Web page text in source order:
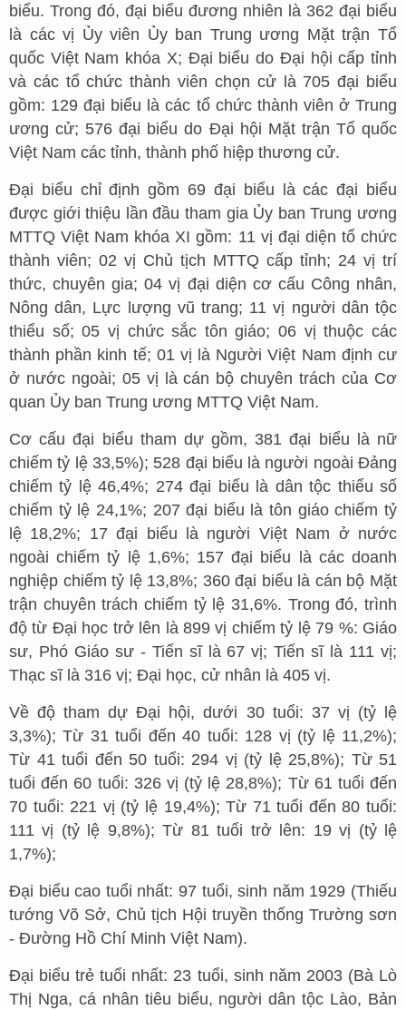
biểu. Trong đó, đại biểu đương nhiên là 362 đại biểu
là các vị Ủy viên Ủy ban Trung ương Mặt trận Tổ
quốc Việt Nam khóa X; Đại biểu do Đại hội cấp tỉnh
và các tổ chức thành viên chọn cử là 705 đại biểu
gồm: 129 đại biểu là các tổ chức thành viên ở Trung
ương cử; 576 đại biểu do Đại hội Mặt trận Tổ quốc
Việt Nam các tỉnh, thành phố hiệp thương cử.
Đại biểu chỉ định gồm 69 đại biểu là các đại biểu
được giới thiệu lần đầu tham gia Ủy ban Trung ương
MTTQ Việt Nam khóa XI gồm: 11 vị đại diện tổ chức
thành viên; 02 vị Chủ tịch MTTQ cấp tỉnh; 24 vị trí
thức, chuyên gia; 04 vị đại diện cơ cấu Công nhân,
Nông dân, Lực lượng vũ trang; 11 vị người dân tộc
thiểu số; 05 vị chức sắc tôn giáo; 06 vị thuộc các
thành phần kinh tế; 01 vị là Người Việt Nam định cư
ở nước ngoài; 05 vị là cán bộ chuyên trách của Cơ
quan Ủy ban Trung ương MTTQ Việt Nam.
Cơ cấu đại biểu tham dự gồm, 381 đại biểu là nữ
chiếm tỷ lệ 33,5%); 528 đại biểu là người ngoài Đảng
chiếm tỷ lệ 46,4%; 274 đại biểu là dân tộc thiểu số
chiếm tỷ lệ 24,1%; 207 đại biểu là tôn giáo chiếm tỷ
lệ 18,2%; 17 đại biểu là người Việt Nam ở nước
ngoài chiếm tỷ lệ 1,6%; 157 đại biểu là các doanh
nghiệp chiếm tỷ lệ 13,8%; 360 đại biểu là cán bộ Mặt
trận chuyên trách chiếm tỷ lệ 31,6%. Trong đó, trình
độ từ Đại học trở lên là 899 vị chiếm tỷ lệ 79 %: Giáo
sư, Phó Giáo sư - Tiến sĩ là 67 vị; Tiến sĩ là 111 vị;
Thạc sĩ là 316 vị; Đại học, cử nhân là 405 vị.
Về độ tham dự Đại hội, dưới 30 tuổi: 37 vị (tỷ lệ
3,3%); Từ 31 tuổi đến 40 tuổi: 128 vị (tỷ lệ 11,2%);
Từ 41 tuổi đến 50 tuổi: 294 vị (tỷ lệ 25,8%); Từ 51
tuổi đến 60 tuổi: 326 vị (tỷ lệ 28,8%); Từ 61 tuổi đến
70 tuổi: 221 vị (tỷ lệ 19,4%); Từ 71 tuổi đến 80 tuổi:
111 vị (tỷ lệ 9,8%); Từ 81 tuổi trở lên: 19 vị (tỷ lệ
1,7%);
Đại biểu cao tuổi nhất: 97 tuổi, sinh năm 1929 (Thiếu
tướng Võ Sở, Chủ tịch Hội truyền thống Trường sơn
- Đường Hồ Chí Minh Việt Nam).
Đại biểu trẻ tuổi nhất: 23 tuổi, sinh năm 2003 (Bà Lò
Thị Nga, cá nhân tiêu biểu, người dân tộc Lào, Bản